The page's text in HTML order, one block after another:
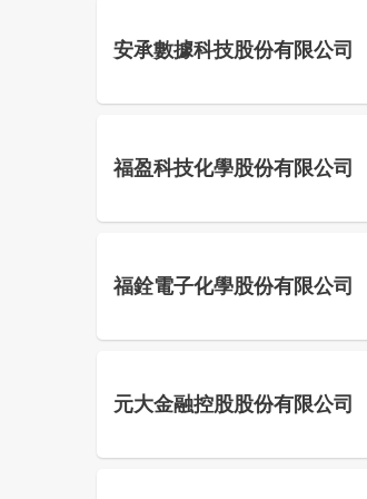
安承數據科技股份有限公司
福盈科技化學股份有限公司
福銓電子化學股份有限公司
元大金融控股股份有限公司